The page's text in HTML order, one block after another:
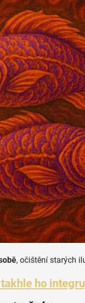
, očištění starých
ho